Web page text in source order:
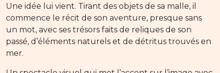
Une idée lui vient. Tirant des objets de sa malle, il
commence le récit de son aventure, presque sans
un mot, avec ses trésors faits de reliques de son
passé, d’éléments naturels et de détritus trouvés en
mer.